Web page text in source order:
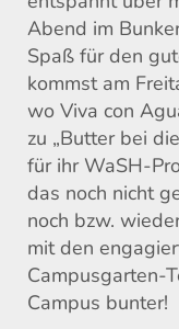
Abend im
Spaß für den
kommst am
wo Viva con
zu „Butter bei
für ihr WaSH-
das noch nicht
noch bzw.
mit den
Campusgarten-
Campus bunter!